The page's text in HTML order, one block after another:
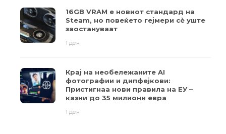
16GB VRAM е новиот стандард на
Steam, но повеќето гејмери ​​сè уште
заостануваат
1 ден
Крај на необележаните AI
фотографии и дипфејкови:
Пристигнаа нови правила на ЕУ –
казни до 35 милиони евра
1 ден